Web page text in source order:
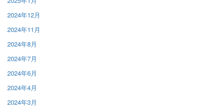
2024年12月
2024年11月
2024年8月
2024年7月
2024年6月
2024年4月
2024年3月